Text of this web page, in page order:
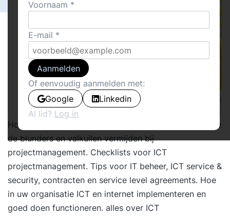
Hoe de slaagkansen van ICT projecten vergroten? Hoe
de blunders en valkuilen vermijden bij
projectmanagement. Checklists voor ICT
projectmanagement. Tips voor IT beheer, ICT service &
security, contracten en service level agreements. Hoe
in uw organisatie ICT en internet implementeren en
goed doen functioneren. alles over ICT
Voornaam
E-mail
Aanmelden
Of eenvoudig aanmelden met:
Google
Linkedin
Al lid? Log in